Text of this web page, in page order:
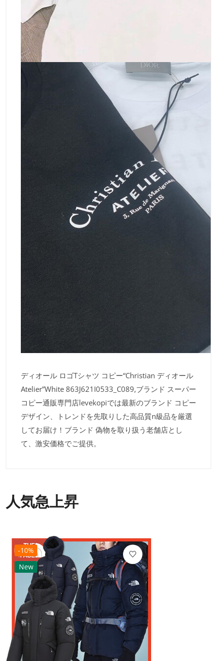
ディオール ロゴTシャツ コピー​“Christian ディオール
Atelier”White 863J621I0533_C089,ブランド スーパー
コピー通販専門店levekopiでは最新のブランド コピー
デザイン、トレンドを先取りした高品質n級品を厳選
してお届け！ブランド 偽物を取り扱う老舗店とし
て、激安価格でご提供。
人気急上昇
-10%
New